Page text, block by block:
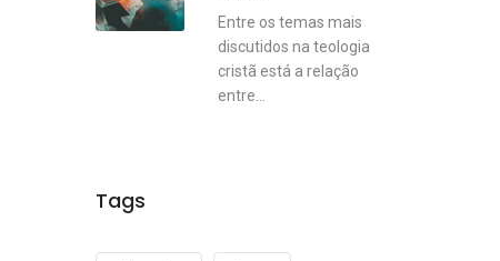
Entre os temas mais
discutidos na teologia
cristã está a relação
entre...
Tags